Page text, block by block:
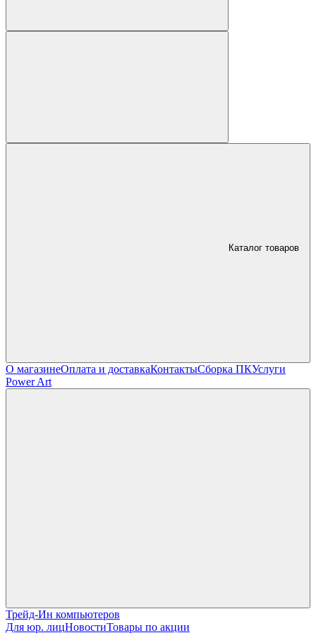
Каталог товаров
О магазинеОплата и доставкаКонтактыСборка ПКУслуги
Power Art
Трейд-Ин компьютеров
Для юр. лицНовостиТовары по акции